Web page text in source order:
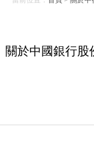
關於中國銀行